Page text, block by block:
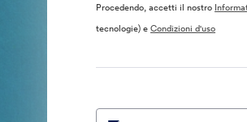
Procedendo, accetti il nostro
tecnologie) eCondizioni d'uso